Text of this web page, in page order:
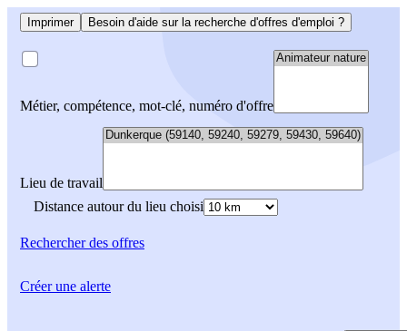
Imprimer Besoin d'aide sur la recherche d'offres d'emploi ?
Métier, compétence, mot-clé, numéro d'offre
Lieu de travail
Distance autour du lieu choisi
Rechercherdes offres
Créer une alerte